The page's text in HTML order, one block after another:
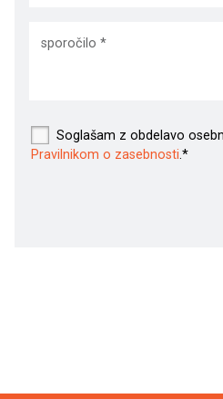
Soglašam z obdelavo
Pravilnikom o zasebnosti.*